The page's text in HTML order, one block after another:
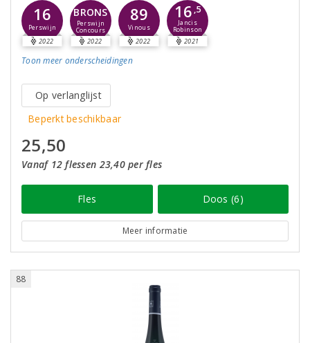
16
Perswijn
2022
BRONS
Perswijn
Concours
2022
89
Vinous
2022
16 ,5
Jancis
Robinson
2021
Toon meer onderscheidingen
Op verlanglijst
Beperkt beschikbaar
25,50
Vanaf 12 flessen 23,40 per fles
Fles Doos (6)
Meer informatie
88